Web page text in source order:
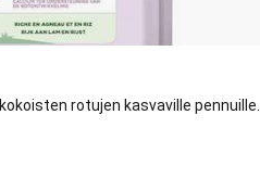
rotujen kasvaville pennuille.